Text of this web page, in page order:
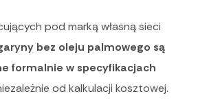
pod marką własną sieci
bez oleju palmowego są
formalnie w specyfikacjach
od kalkulacji kosztowej.